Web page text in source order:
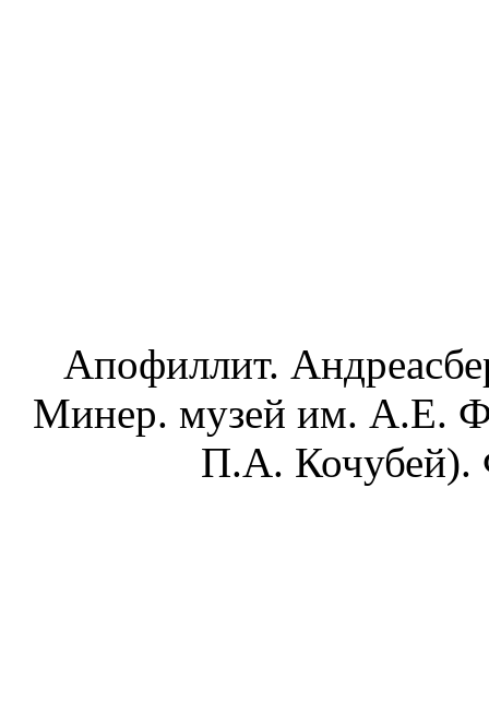
Апофиллит.
Минер. музей им. А.Е.
П.А. Кочубей).